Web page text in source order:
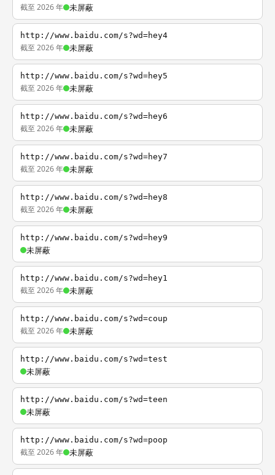
截至 2026 年 未屏蔽
http://www.baidu.com/s?wd=hey4
截至 2026 年 未屏蔽
http://www.baidu.com/s?wd=hey5
截至 2026 年 未屏蔽
http://www.baidu.com/s?wd=hey6
截至 2026 年 未屏蔽
http://www.baidu.com/s?wd=hey7
截至 2026 年 未屏蔽
http://www.baidu.com/s?wd=hey8
截至 2026 年 未屏蔽
http://www.baidu.com/s?wd=hey9
未屏蔽
http://www.baidu.com/s?wd=hey1
截至 2026 年 未屏蔽
http://www.baidu.com/s?wd=coup
截至 2026 年 未屏蔽
http://www.baidu.com/s?wd=test
未屏蔽
http://www.baidu.com/s?wd=teen
未屏蔽
http://www.baidu.com/s?wd=poop
截至 2026 年 未屏蔽